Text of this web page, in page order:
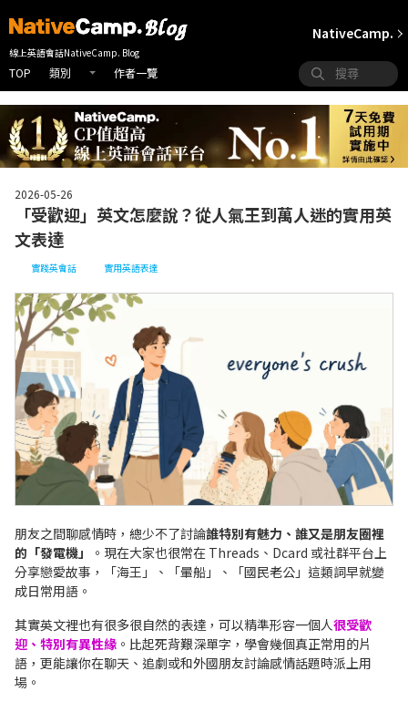
線上英語會話NativeCamp. Blog
TOP 類別 作者一覽
NativeCamp.
2026-05-26
「受歡迎」英文怎麼說？從人氣王到萬人迷的實用英
文表達
實踐英會話 實用英語表達
朋友之間聊感情時，總少不了討論誰特別有魅力、誰又是朋友圈裡
的「發電機」
。現在大家也很常在 Threads、Dcard 或社群平台上
分享戀愛故事，「海王」、「暈船」、「國民老公」這類詞早就變
成日常用語。
其實英文裡也有很多很自然的表達，可以精準形容一個人很受歡
迎、特別有異性緣 。比起死背艱深單字，學會幾個真正常用的片
語，更能讓你在聊天、追劇或和外國朋友討論感情話題時派上用
場。